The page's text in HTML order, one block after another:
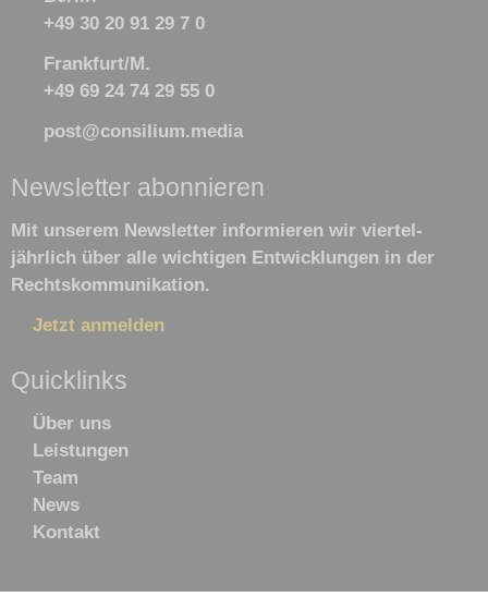
+49 30 20 91 29 7 0
Frankfurt/M.
+49 69 24 74 29 55 0
post@consilium.media
Newsletter abonnieren
Mit unserem Newsletter informieren wir viertel­
jährlich über alle wichtigen Ent­wick­lun­gen in der
Rechts­kommu­nikation.
Jetzt anmelden
Quicklinks
Navigation
überspringen
Über uns
Leistungen
Team
News
Kontakt